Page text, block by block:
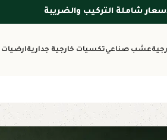
عشب صناعيتكسيات خارجية جداريةارضيات